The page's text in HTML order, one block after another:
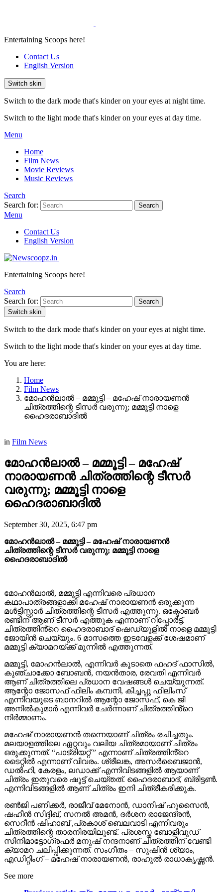
Entertaining Scoops here!
Contact Us
English Version
Switch skin
Switch to the dark mode that's kinder on your eyes at night time.
Switch to the light mode that's kinder on your eyes at day time.
Menu
Home
Film News
Movie Reviews
Music Reviews
Search
Search for:
Search
Menu
Contact Us
English Version
Entertaining Scoops here!
Search
Search for:
Search
Switch skin
Switch to the dark mode that's kinder on your eyes at night time.
Switch to the light mode that's kinder on your eyes at day time.
You are here:
Home
Film News
മോഹൻലാൽ – മമ്മൂട്ടി – മഹേഷ് നാരായണൻ
ചിത്രത്തിന്റെ ടീസർ വരുന്നു; മമ്മൂട്ടി നാളെ
ഹൈദരാബാദിൽ
in Film News
മോഹൻലാൽ – മമ്മൂട്ടി – മഹേഷ്
നാരായണൻ ചിത്രത്തിന്റെ ടീസർ
വരുന്നു; മമ്മൂട്ടി നാളെ
ഹൈദരാബാദിൽ
September 30, 2025, 6:47 pm
മോഹൻലാൽ – മമ്മൂട്ടി – മഹേഷ് നാരായണൻ
ചിത്രത്തിന്റെ ടീസർ വരുന്നു; മമ്മൂട്ടി നാളെ
ഹൈദരാബാദിൽ
മോഹൻലാൽ, മമ്മൂട്ടി എന്നിവരെ പ്രധാന
കഥാപാത്രങ്ങളാക്കി മഹേഷ് നാരായണൻ ഒരുക്കുന്ന
മൾട്ടിസ്റ്റാർ ചിത്രത്തിന്റെ ടീസർ എത്തുന്നു. ഒക്ടോബർ
രണ്ടിന് ആണ് ടീസർ എത്തുക എന്നാണ് റിപ്പോർട്ട്.
ചിത്രത്തിൻ്റെ ഹൈദരാബാദ് ഷെഡ്യൂളിൽ നാളെ മമ്മൂട്ടി
ജോയിൻ ചെയ്യും. 6 മാസത്തെ ഇടവേളക്ക് ശേഷമാണ്
മമ്മൂട്ടി ക്യാമറയ്ക്ക് മുന്നിൽ എത്തുന്നത്.
മമ്മൂട്ടി, മോഹൻലാൽ, എന്നിവർ കൂടാതെ ഫഹദ് ഫാസിൽ,
കുഞ്ചാക്കോ ബോബൻ, നയൻ‌താര, രേവതി എന്നിവർ
ആണ് ചിത്രത്തിലെ പ്രധാന വേഷങ്ങൾ ചെയ്യുന്നത്.
ആന്റോ ജോസഫ് ഫിലിം കമ്പനി, കിച്ചപ്പു ഫിലിംസ്
എന്നിവയുടെ ബാനറിൽ ആന്റോ ജോസഫ്, കെ ജി
അനിൽകുമാർ എന്നിവർ ചേർന്നാണ് ചിത്രത്തിൻ്റെ
നിർമ്മാണം.
മഹേഷ് നാരായണൻ തന്നെയാണ് ചിത്രം രചിച്ചതും.
മലയാളത്തിലെ ഏറ്റവും വലിയ ചിത്രമായാണ് ചിത്രം
ഒരുക്കുന്നത്. “പാട്രിയറ്റ് ” എന്നാണ് ചിത്രത്തിൻ്റെ
ടൈറ്റിൽ എന്നാണ് വിവരം. ശ്രീലങ്ക, അസർബൈജാൻ,
ഡൽഹി, കേരളം, ലഡാക്ക് എന്നിവിടങ്ങളിൽ ആയാണ്
ചിത്രം ഇതുവരെ ഷൂട്ട് ചെയ്തത്. ഹൈദരാബാദ്, ബ്രിട്ടൺ.
എന്നിവിടങ്ങളിൽ ആണ് ചിത്രം ഇനി ചിത്രീകരിക്കുക.
രണ്‍ജി പണിക്കര്‍, രാജീവ് മേനോന്‍, ഡാനിഷ് ഹുസൈന്‍,
ഷഹീന്‍ സിദ്ദിഖ്, സനല്‍ അമന്‍, ദര്‍ശന രാജേന്ദ്രന്‍,
സെറീന്‍ ഷിഹാബ് ,പ്രകാശ് ബെലവാടി എന്നിവരും
ചിത്രത്തിന്റെ താരനിരയിലുണ്ട്. പ്രശസ്ത ബോളിവുഡ്
സിനിമാട്ടോഗ്രഫര്‍ മനുഷ് നന്ദനാണ് ചിത്രത്തിന് വേണ്ടി
ക്യാമറ ചലിപ്പിക്കുന്നത്. സംഗീതം – സുഷിൻ ശ്യാം,
എഡിറ്റിംഗ് – മഹേഷ് നാരായണൻ, രാഹുൽ രാധാകൃഷ്ണൻ.
See more